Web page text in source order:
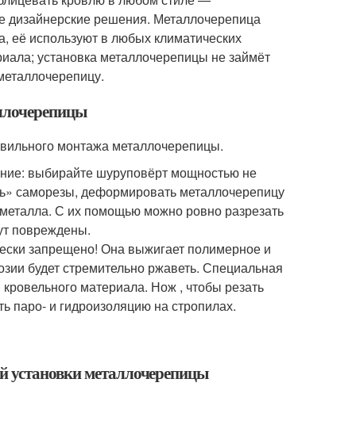
дизайнерские решения. Металлочерепица
её используют в любых климатических
установка металлочерепицы не займёт
монтажа металлочерепицы.
выбирайте шуруповёрт мощностью не
саморезы, деформировать металлочерепицу
С их помощью можно ровно разрезать
повреждены.
запрещено! Она выжигает полимерное и
будет стремительно ржаветь. Специальная
материала. Нож , чтобы резать
паро- и гидроизоляцию на стропилах.
металлочерепицы